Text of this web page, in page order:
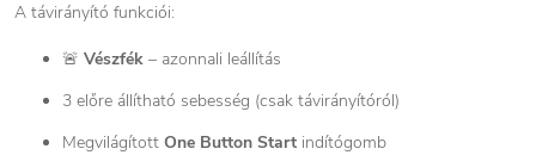
A távirányító funkciói:
🚨 Vészfék – azonnali leállítás
3 előre állítható sebesség (csak távirányítóról)
Megvilágított One Button Start indítógomb